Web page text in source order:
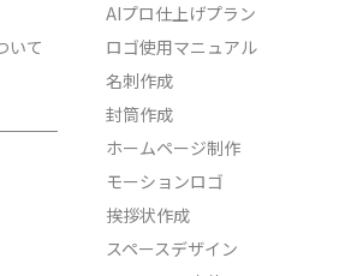
いて
AIプロ仕上げプラン
ロゴ使用マニュアル
名刺作成
封筒作成
ホームページ制作
モーションロゴ
挨拶状作成
スペースデザイン